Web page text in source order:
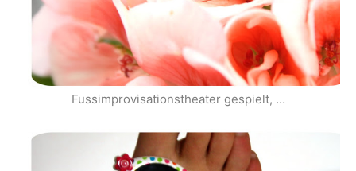
Fussimprovisationstheater gespielt, …